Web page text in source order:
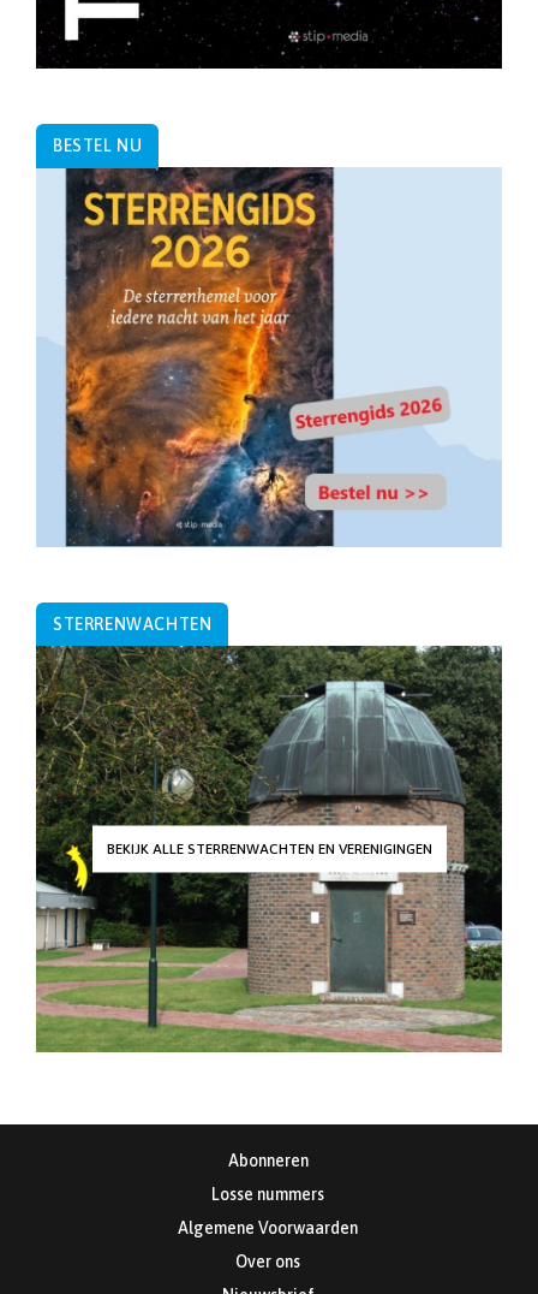
BESTEL NU
STERRENWACHTEN
BEKIJK ALLE STERRENWACHTEN EN VERENIGINGEN
Abonneren
Losse nummers
Algemene Voorwaarden
Over ons